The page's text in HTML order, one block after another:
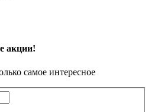
акции!
самое интересное